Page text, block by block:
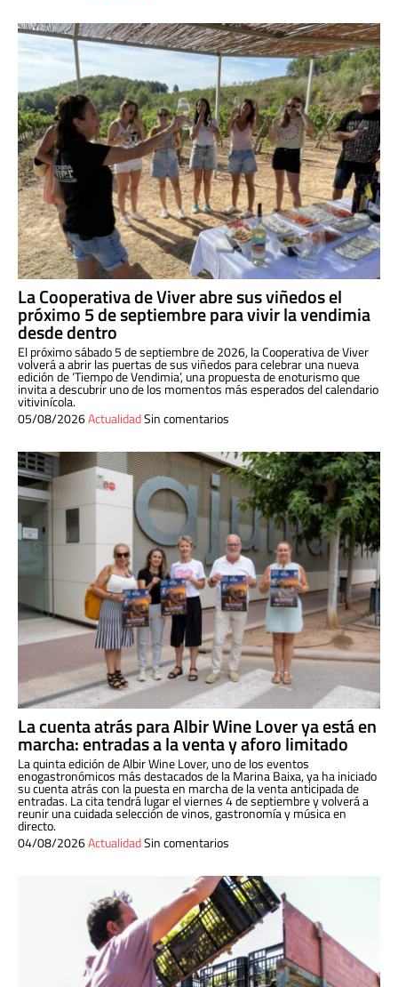
La Cooperativa de Viver abre sus viñedos el
próximo 5 de septiembre para vivir la vendimia
desde dentro
El próximo sábado 5 de septiembre de 2026, la Cooperativa de Viver
volverá a abrir las puertas de sus viñedos para celebrar una nueva
edición de ‘Tiempo de Vendimia’, una propuesta de enoturismo que
invita a descubrir uno de los momentos más esperados del calendario
vitivinícola.
05/08/2026ActualidadSin comentarios
La cuenta atrás para Albir Wine Lover ya está en
marcha: entradas a la venta y aforo limitado
La quinta edición de Albir Wine Lover, uno de los eventos
enogastronómicos más destacados de la Marina Baixa, ya ha iniciado
su cuenta atrás con la puesta en marcha de la venta anticipada de
entradas. La cita tendrá lugar el viernes 4 de septiembre y volverá a
reunir una cuidada selección de vinos, gastronomía y música en
directo.
04/08/2026ActualidadSin comentarios